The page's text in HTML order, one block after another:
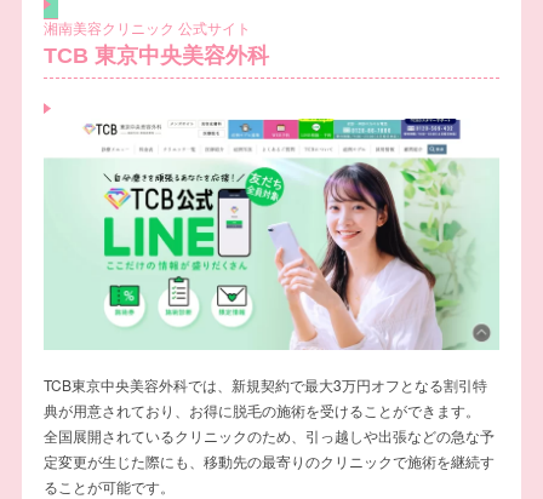
湘南美容クリニック 公式サイト
TCB 東京中央美容外科
TCB東京中央美容外科では、新規契約で最大3万円オフとなる割引特
典が用意されており、お得に脱毛の施術を受けることができます。
全国展開されているクリニックのため、引っ越しや出張などの急な予
定変更が生じた際にも、移動先の最寄りのクリニックで施術を継続す
ることが可能です。